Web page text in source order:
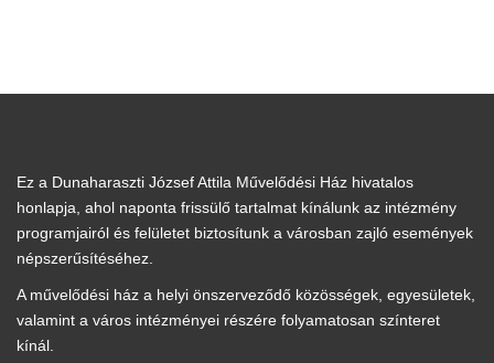
Ez a Dunaharaszti József Attila Művelődési Ház hivatalos
honlapja, ahol naponta frissülő tartalmat kínálunk az intézmény
programjairól és felületet biztosítunk a városban zajló események
népszerűsítéséhez.
A művelődési ház a helyi önszerveződő közösségek, egyesületek,
valamint a város intézményei részére folyamatosan színteret
kínál.